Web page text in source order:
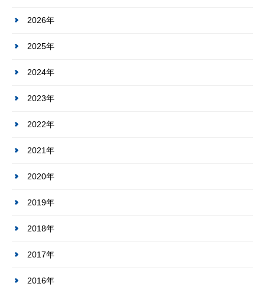
2026年
2025年
2024年
2023年
2022年
2021年
2020年
2019年
2018年
2017年
2016年